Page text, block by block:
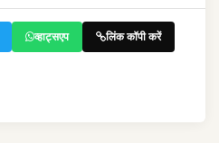
व्हाट्सएप लिंक कॉपी करें